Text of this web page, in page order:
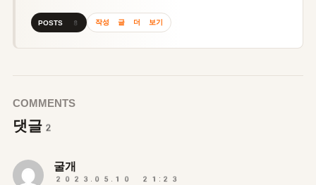
POSTS 8 작성 글 더 보기
COMMENTS
댓글 2
굴개
2023.05.10 21:23